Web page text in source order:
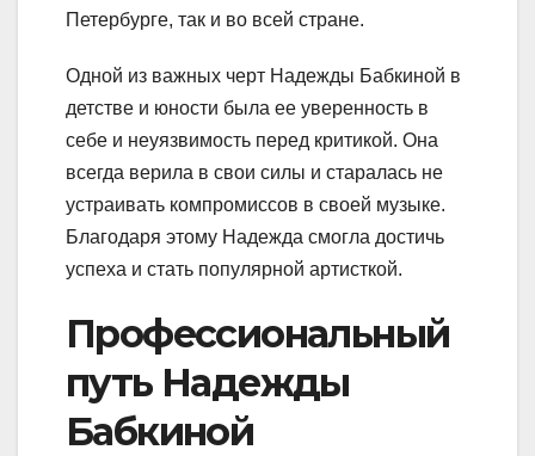
Петербурге, так и во всей стране.
Одной из важных черт Надежды Бабкиной в
детстве и юности была ее уверенность в
себе и неуязвимость перед критикой. Она
всегда верила в свои силы и старалась не
устраивать компромиссов в своей музыке.
Благодаря этому Надежда смогла достичь
успеха и стать популярной артисткой.
Профессиональный
путь Надежды
Бабкиной